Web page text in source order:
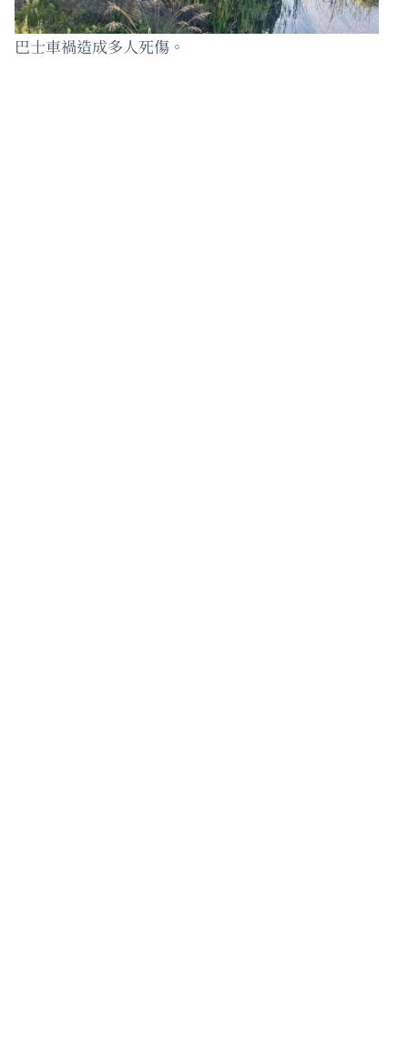
巴士車禍造成多人死傷。